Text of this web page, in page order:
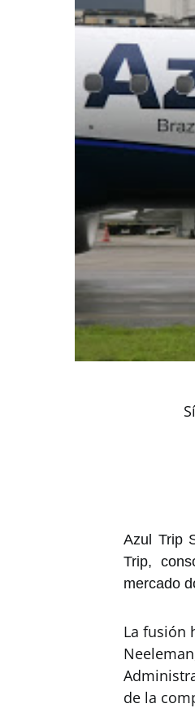
Azul Trip
Trip,
mercado
La fusión
de la